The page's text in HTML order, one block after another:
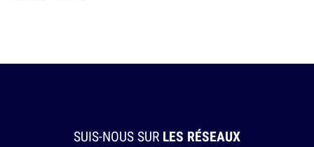
SUIS-NOUS SUR LES RÉSEAUX